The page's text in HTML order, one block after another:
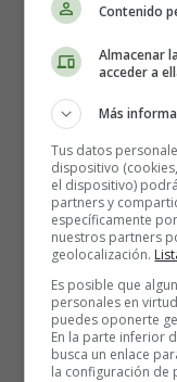
Lámina
Contenido
Almacenar
acceder a
Más
Tus datos
dispositivo
el dispositivo)
partners y
específicamente
nuestros partners
geolocalización.
Es posible que
personales en
puedes oponerte
En la parte inferior
busca un enlace
la configuración de